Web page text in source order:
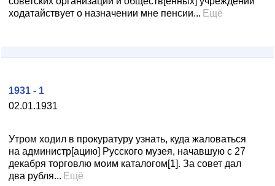
ходатайствует о назначении мне пенсии... Ещё
02.01.1931
1931 - 1
Утром ходил в прокуратуру узнать, куда жаловаться
на администр[ацию] Русского музея, начавшую с 27
декабря торговлю моим каталогом[1]. За совет дал
два рубля... Ещё